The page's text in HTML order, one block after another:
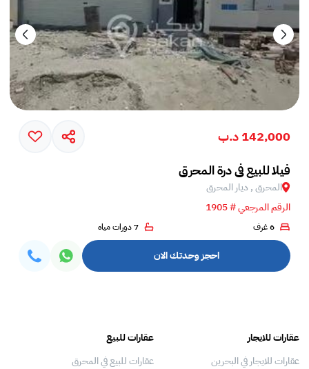
142,000 د.ب
فيلا للبيع في درة المحرق
المحرق , ديار المحرق
الرقم المرجعي # 1905
6 غرف 7 دورات مياه
احجز وحدتك الان
عقارات للايجار
عقارات للايجار في البحرين
عقارات للبيع
عقارات للبيع في المحرق